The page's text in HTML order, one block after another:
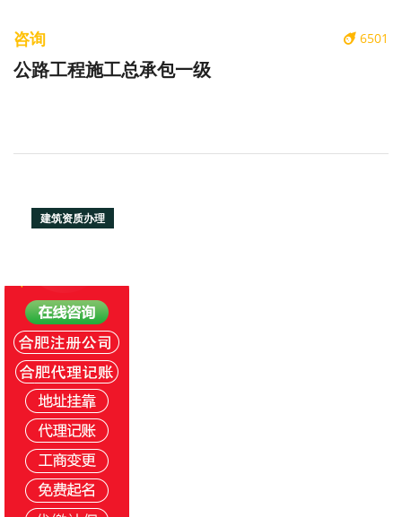
6501
咨询
公路工程施工总承包一级
建筑资质办理